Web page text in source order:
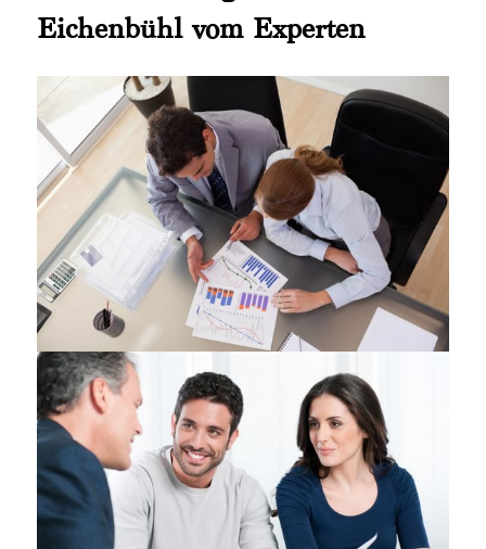
Eichenbühl vom Experten